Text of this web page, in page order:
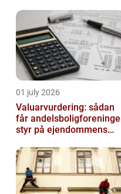
01 july 2026
Valuarvurdering: sådan
får
styr på ejendommens